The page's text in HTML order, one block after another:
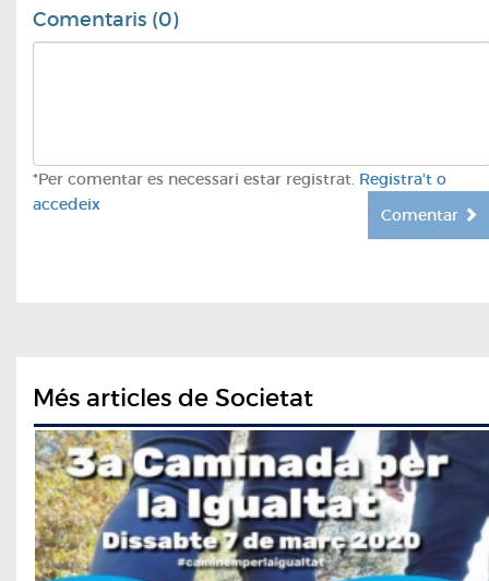
Comentaris (0)
*Per comentar es necessari estar registrat. Registra't o
accedeix
Comentar
Més articles de Societat